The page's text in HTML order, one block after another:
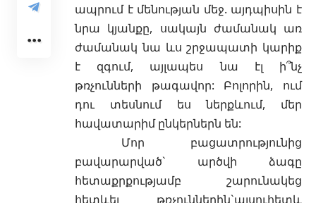
ապրում է մենության մեջ. այդպիսին է
նրա կյանքը, սակայն ժամանակ առ
ժամանակ նա ևս շրջապատի կարիք
է զգում, այլապես նա էլ ի՞նչ
թռչունների թագավոր: Բոլորին, ում
դու տեսնում ես ներքևում, մեր
հավատարիմ ընկերներն են:
Մոր բացատրությունից
բավարարված` արծվի ձագը
հետաքրքությամբ շարունակեց
հետևել թռչուններին`այսուհետև